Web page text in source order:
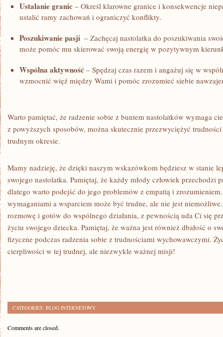
Ustalanie ​granic – Określ klarowne granice‌ i konsekwencje
ustalić ramy zachowań i ‍ograniczyć konflikty.
Poszukiwanie pasji – Zachęcaj nastolatka do poszukiwania
może pomóc mu skierować swoją energię w pozytywnym⁤
Wspólna aktywność – Spędzaj czas razem i angażuj się w
wzmocnić więź między Wami i pomóc zrozumieć siebie
Warto pamiętać, że radzenie sobie z buntem nastolatków wymaga
z powyższych sposobów, można skutecznie przezwyciężyć
trudnym okresie.
Mamy​ nadzieję, że dzięki naszym wskazówkom będziesz w stanie
swojego⁤ nastolatka. Pamiętaj, że każdy ​młody człowiek przechodzi
dlatego warto podejść do jego problemów z empatią​ i
wymaganiami a wsparciem może być trudne, ale nie jest
rozmowę i gotów do wspólnego działania, z pewnością uda Ci się
życiu swojego dziecka. Pamiętaj, że ważna jest również dbałość o
fizyczne‍ podczas radzenia sobie z trudnościami wychowawczymi.
cierpliwości w tej ⁤trudnej, ale niezwykle⁣ ważnej misji!
CATEGORIES: BLOG INTERNETOWY
Comments are closed.